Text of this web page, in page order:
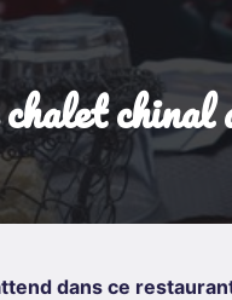
chinal
dans ce